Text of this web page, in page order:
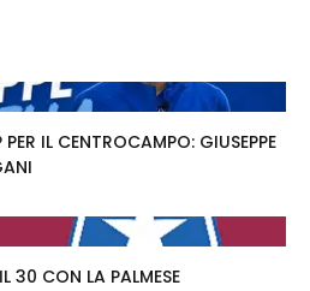
PER IL CENTROCAMPO: GIUSEPPE
30 CON LA PALMESE